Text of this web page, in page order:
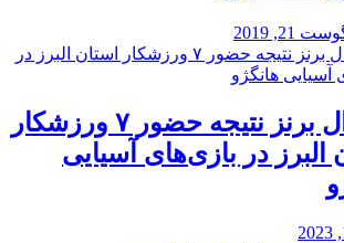
21, 2019
۲ مدال برنز نتیجه حضور ۷ ورزشکار
البرز در بازی‌های آسیایی